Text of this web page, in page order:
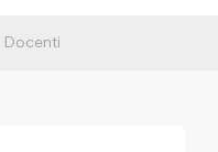
Docenti